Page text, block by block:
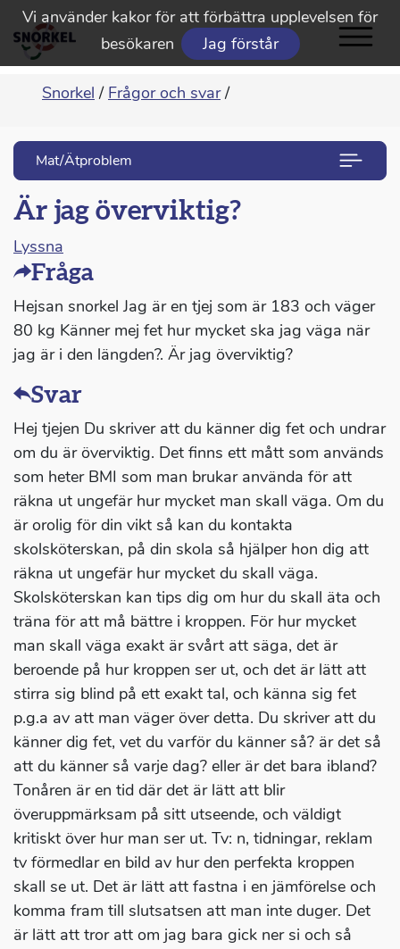
Vi använder kakor för att förbättra upplevelsen för
besökaren
Jag förstår
Snorkel / Frågor och svar /
Mat/Ätproblem
Är jag överviktig?
Lyssna
Fråga
Hejsan snorkel Jag är en tjej som är 183 och väger
80 kg Känner mej fet hur mycket ska jag väga när
jag är i den längden?. Är jag överviktig?
Svar
Hej tjejen Du skriver att du känner dig fet och undrar
om du är överviktig. Det finns ett mått som används
som heter BMI som man brukar använda för att
räkna ut ungefär hur mycket man skall väga. Om du
är orolig för din vikt så kan du kontakta
skolsköterskan, på din skola så hjälper hon dig att
räkna ut ungefär hur mycket du skall väga.
Skolsköterskan kan tips dig om hur du skall äta och
träna för att må bättre i kroppen. För hur mycket
man skall väga exakt är svårt att säga, det är
beroende på hur kroppen ser ut, och det är lätt att
stirra sig blind på ett exakt tal, och känna sig fet
p.g.a av att man väger över detta. Du skriver att du
känner dig fet, vet du varför du känner så? är det så
att du känner så varje dag? eller är det bara ibland?
Tonåren är en tid där det är lätt att blir
överuppmärksam på sitt utseende, och väldigt
kritiskt över hur man ser ut. Tv: n, tidningar, reklam
tv förmedlar en bild av hur den perfekta kroppen
skall se ut. Det är lätt att fastna i en jämförelse och
komma fram till slutsatsen att man inte duger. Det
är lätt att tror att om jag bara gick ner si och så